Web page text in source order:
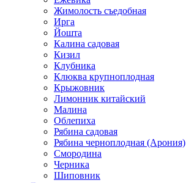
Жимолость съедобная
Ирга
Йошта
Калина садовая
Кизил
Клубника
Клюква крупноплодная
Крыжовник
Лимонник китайский
Малина
Облепиха
Рябина садовая
Рябина черноплодная (Арония)
Смородина
Черника
Шиповник